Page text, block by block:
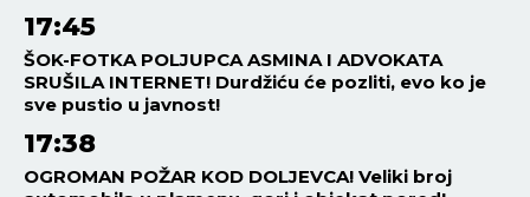
17:45
ŠOK-FOTKA POLJUPCA ASMINA I ADVOKATA
SRUŠILA INTERNET! Durdžiću će pozliti, evo ko je
sve pustio u javnost!
17:38
OGROMAN POŽAR KOD DOLJEVCA! Veliki broj